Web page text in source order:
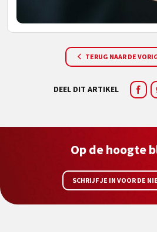
TERUG NAAR DE
DEEL DIT ARTIKEL
Op de hoogte
SCHRIJF JE IN VOOR DE